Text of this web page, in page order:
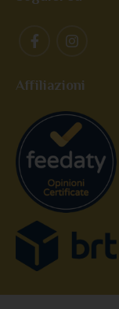
Affiliazioni